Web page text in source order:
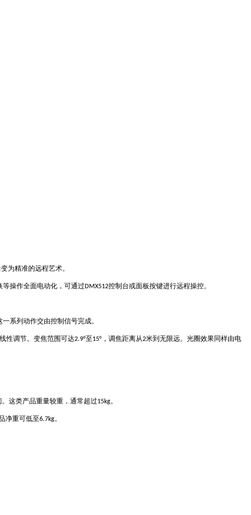
为精准的远程艺术。
操作全面电动化，可通过DMX512控制台或面板按键进行远程操控。
系列动作交由控制信号完成。
性调节。变焦范围可达2.9°至15° ，调焦距离从2米到无限远。光圈效果同样由电
。这类产品重量较重，通常超过15kg。
净重可低至6.7kg。